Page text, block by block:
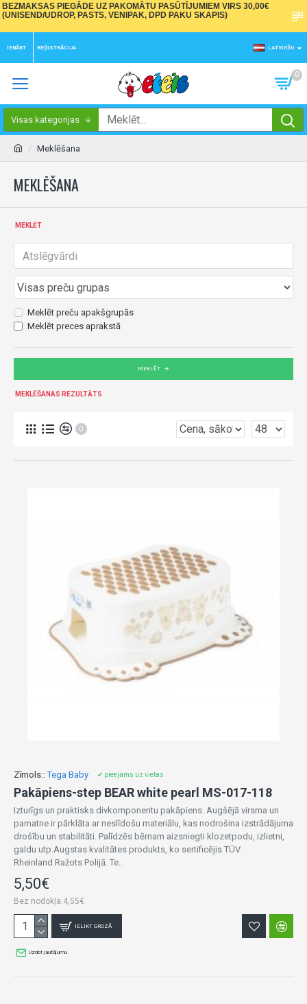
BEZMAKSAS PIEGĀDE UZ PAKOMĀTU PASŪTĪJUMIEM VIRS 30,00€
(UNISEND/UDROP, PASTS, VENIPAK, DPD PAKU SKAPIS)
IENĀKT REĢISTRĀCIJA LATVIEŠU
0
Visas kategorijas
Meklēšana
MEKLĒŠANA
MEKLĒT
Meklēt preču apakšgrupās
Meklēt preces aprakstā
MEKLĒT
MEKLĒŠANAS REZULTĀTS
0
Zīmols:: Tega Baby ✔ pieejams uz vietas
Pakāpiens-step BEAR white pearl MS-017-118
Izturīgs un praktisks divkomponentu pakāpiens. Augšējā virsma un
pamatne ir pārklāta ar neslīdošu materiālu, kas nodrošina izstrādājuma
drošību un stabilitāti. Palīdzēs bērnam aizsniegti klozetpodu, izlietni,
galdu utp.Augstas kvalitātes produkts, ko sertificējis TÜV
Rheinland.Ražots Polijā. Te..
5,50€
Bez nodokļa:4,55€
IELIKT GROZĀ
Uzdot jautājumu